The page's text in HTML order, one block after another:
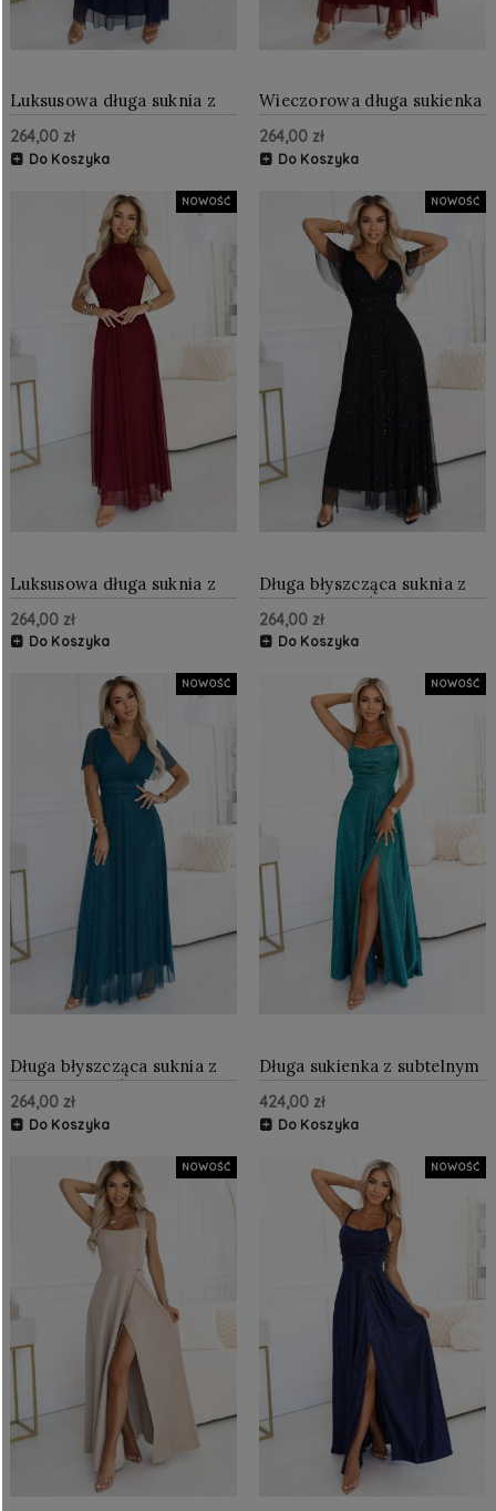
Luksusowa długa suknia z
brokatowym akcentem i
szykownym krojem
Granatowa
264,00 zł
Do Koszyka
Wieczorowa długa sukienka
z brokatowym akcentem i
głębokim dekoltem
Bordowa
264,00 zł
Do Koszyka
Luksusowa długa suknia z
brokatowym akcentem i
szykowną linią Bordowa
264,00 zł
Do Koszyka
NOWOŚĆ
Długa błyszcząca suknia z
dekoltem i krótkim
rękawkiem Czarna
264,00 zł
Do Koszyka
NOWOŚĆ
Długa błyszcząca suknia z
dekoltem i krótkim
rękawkiem Zieleń
Butelkowa
264,00 zł
Do Koszyka
NOWOŚĆ
Długa sukienka z subtelnym
połyskiem i gorsetowym
wiązaniem na plecach
Zielona z brokatem
424,00 zł
Do Koszyka
NOWOŚĆ
NOWOŚĆ NOWOŚĆ